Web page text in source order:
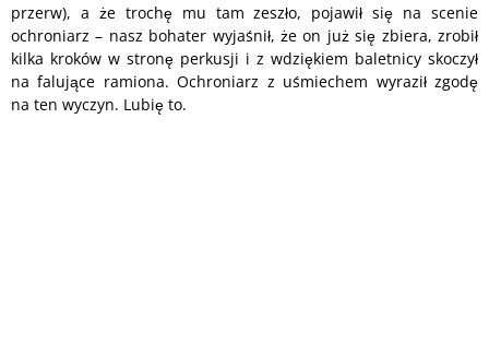
przerw), a że trochę mu tam zeszło, pojawił się na scenie
ochroniarz – nasz bohater wyjaśnił, że on już się zbiera, zrobił
kilka kroków w stronę perkusji i z wdziękiem baletnicy skoczył
na falujące ramiona. Ochroniarz z uśmiechem wyraził zgodę
na ten wyczyn. Lubię to.